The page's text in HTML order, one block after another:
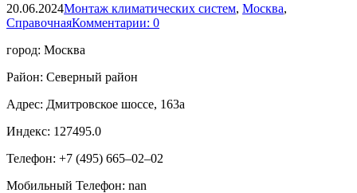
20.06.2024Монтаж климатических систем, Москва,
СправочнаяКомментарии: 0
город: Москва
Район: Северный район
Адрес: Дмитровское шоссе, 163а
Индекс: 127495.0
Телефон: +7 (495) 665‒02‒02
Мобильный Телефон: nan